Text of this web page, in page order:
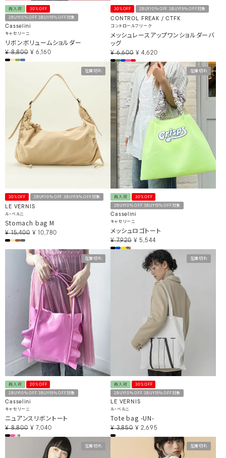
再入荷 30%OFF
2BUY10％OFF 3BUY15％OFF対象
Casselini
キャセリーニ
リボンボリュームショルダー
¥ 8,800 ¥ 6,160
30%OFF 2BUY10％OFF 3BUY15％OFF対象
CONTROL FREAK / CTFK
コントロールフリーク
メッシュレースアップワンショルダーバ
ッグ
¥ 6,600 ¥ 4,620
30%OFF 2BUY10％OFF 3BUY15％OFF対象
LE VERNIS
ル・ベルニ
Stomach bag M
¥ 15,400 ¥ 10,780
在庫切れ
再入荷 30%OFF
2BUY10％OFF 3BUY15％OFF対象
Casselini
キャセリーニ
メッシュロゴトート
¥ 7,920 ¥ 5,544
在庫切れ
再入荷 20%OFF
2BUY10％OFF 3BUY15％OFF対象
Casselini
キャセリーニ
ニュアンスリボントート
¥ 8,800 ¥ 7,040
在庫切れ
再入荷 30%OFF
2BUY10％OFF 3BUY15％OFF対象
LE VERNIS
ル・ベルニ
Tote bag -UN-
¥ 3,850 ¥ 2,695
在庫切れ
在庫切れ 在庫切れ